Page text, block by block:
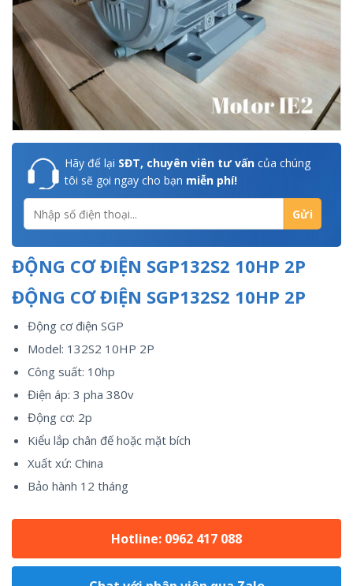
Hãy để lại SĐT, chuyên viên tư vấn của chúng
tôi sẽ gọi ngay cho bạn miễn phí!
ĐỘNG CƠ ĐIỆN SGP132S2 10HP 2P
ĐỘNG CƠ ĐIỆN SGP132S2 10HP 2P
Động cơ điện SGP
Model: 132S2 10HP 2P
Công suất: 10hp
Điện áp: 3 pha 380v
Động cơ: 2p
Kiểu lắp chân đế hoặc mặt bích
Xuất xứ: China
Bảo hành 12 tháng
Hotline: 0962 417 088